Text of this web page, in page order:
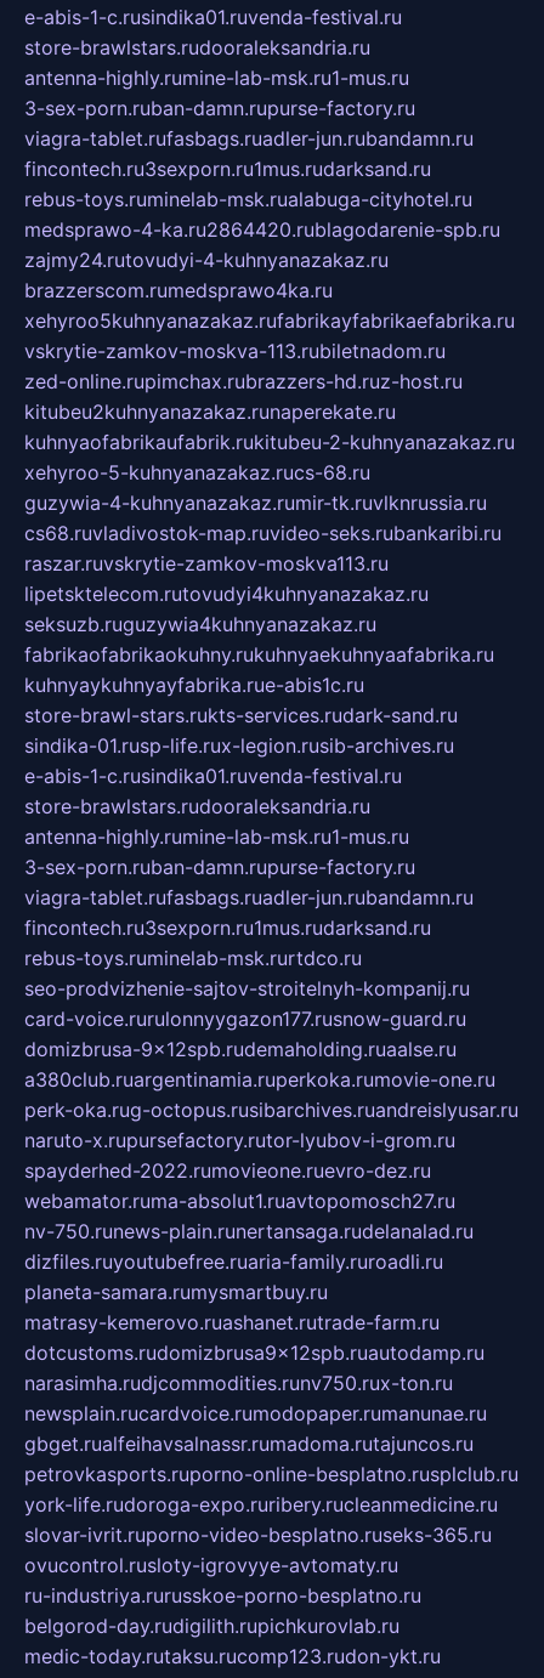
e-abis-1-c.rusindika01.ruvenda-festival.ru
store-brawlstars.rudooraleksandria.ru
antenna-highly.rumine-lab-msk.ru1-mus.ru
3-sex-porn.ruban-damn.rupurse-factory.ru
viagra-tablet.rufasbags.ruadler-jun.rubandamn.ru
fincontech.ru3sexporn.ru1mus.rudarksand.ru
rebus-toys.ruminelab-msk.rualabuga-cityhotel.ru
medsprawo-4-ka.ru2864420.rublagodarenie-spb.ru
zajmy24.rutovudyi-4-kuhnyanazakaz.ru
brazzerscom.rumedsprawo4ka.ru
xehyroo5kuhnyanazakaz.rufabrikayfabrikaefabrika.ru
vskrytie-zamkov-moskva-113.rubiletnadom.ru
zed-online.rupimchax.rubrazzers-hd.ruz-host.ru
kitubeu2kuhnyanazakaz.runaperekate.ru
kuhnyaofabrikaufabrik.rukitubeu-2-kuhnyanazakaz.ru
xehyroo-5-kuhnyanazakaz.rucs-68.ru
guzywia-4-kuhnyanazakaz.rumir-tk.ruvlknrussia.ru
cs68.ruvladivostok-map.ruvideo-seks.rubankaribi.ru
raszar.ruvskrytie-zamkov-moskva113.ru
lipetsktelecom.rutovudyi4kuhnyanazakaz.ru
seksuzb.ruguzywia4kuhnyanazakaz.ru
fabrikaofabrikaokuhny.rukuhnyaekuhnyaafabrika.ru
kuhnyaykuhnyayfabrika.rue-abis1c.ru
store-brawl-stars.rukts-services.rudark-sand.ru
sindika-01.rusp-life.rux-legion.rusib-archives.ru
e-abis-1-c.rusindika01.ruvenda-festival.ru
store-brawlstars.rudooraleksandria.ru
antenna-highly.rumine-lab-msk.ru1-mus.ru
3-sex-porn.ruban-damn.rupurse-factory.ru
viagra-tablet.rufasbags.ruadler-jun.rubandamn.ru
fincontech.ru3sexporn.ru1mus.rudarksand.ru
rebus-toys.ruminelab-msk.rurtdco.ru
seo-prodvizhenie-sajtov-stroitelnyh-kompanij.ru
card-voice.rurulonnyygazon177.rusnow-guard.ru
domizbrusa-9x12spb.rudemaholding.ruaalse.ru
a380club.ruargentinamia.ruperkoka.rumovie-one.ru
perk-oka.rug-octopus.rusibarchives.ruandreislyusar.ru
naruto-x.rupursefactory.rutor-lyubov-i-grom.ru
spayderhed-2022.rumovieone.ruevro-dez.ru
webamator.ruma-absolut1.ruavtopomosch27.ru
nv-750.runews-plain.runertansaga.rudelanalad.ru
dizfiles.ruyoutubefree.ruaria-family.ruroadli.ru
planeta-samara.rumysmartbuy.ru
matrasy-kemerovo.ruashanet.rutrade-farm.ru
dotcustoms.rudomizbrusa9x12spb.ruautodamp.ru
narasimha.rudjcommodities.runv750.rux-ton.ru
newsplain.rucardvoice.rumodopaper.rumanunae.ru
gbget.rualfeihavsalnassr.rumadoma.rutajuncos.ru
petrovkasports.ruporno-online-besplatno.rusplclub.ru
york-life.rudoroga-expo.ruribery.rucleanmedicine.ru
slovar-ivrit.ruporno-video-besplatno.ruseks-365.ru
ovucontrol.rusloty-igrovyye-avtomaty.ru
ru-industriya.rurusskoe-porno-besplatno.ru
belgorod-day.rudigilith.rupichkurovlab.ru
medic-today.rutaksu.rucomp123.rudon-ykt.ru